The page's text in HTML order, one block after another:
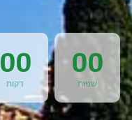
00
דקות
00
שניות